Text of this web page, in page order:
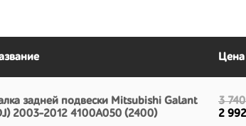
Цена
задней подвески Mitsubishi Galant
2003-2012 4100A050 (2400)
3
2